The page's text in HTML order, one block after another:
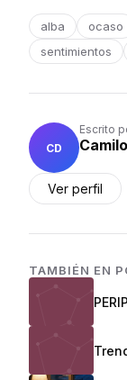
alba ocaso
sentimientos
CD
Escrito
Ver perfil
TAMBIÉN EN